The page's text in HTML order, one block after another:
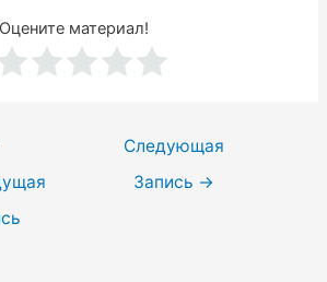
Оцените материал!
Следующая
Запись →